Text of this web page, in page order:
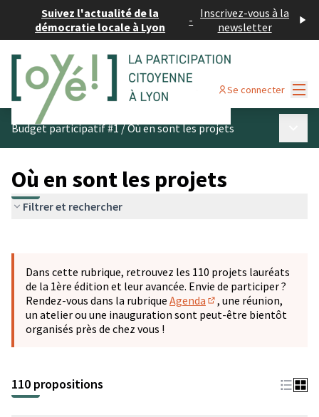
Suivez l'actualité de la
démocratie locale à Lyon
- Inscrivez-vous à la
newsletter
Se connecter
Budget participatif #1/Où en sont les projets
Où en sont les projets
Filtrer et rechercher
−
Dans cette rubrique, retrouvez les 110 projets lauréats
de la 1ère édition et leur avancée. Envie de participer ?
Rendez-vous dans la rubrique Agenda
(S'ouvre dans un
, une réunion,
un atelier ou une inauguration sont peut-être bientôt
organisés près de chez vous !
110 propositions